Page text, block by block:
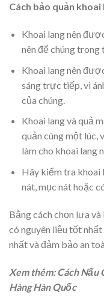
Cách bảo quản khoai
Khoai lang nên
nên để chúng trong
Khoai lang nên
sáng trực tiếp, vì
của chúng.
Khoai lang và quả
quản cùng một lúc,
làm cho khoai lang
Hãy kiểm tra khoai
nát, mục nát hoặc
Bằng cách chọn lựa
có nguyên liệu tốt
nhất và đảm bảo an
Xem thêm: Cách Nấu
Hàng Hàn Quốc